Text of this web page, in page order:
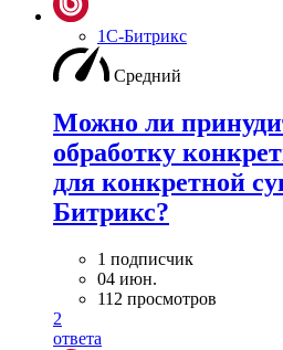
1С-Битрикс
Средний
Можно ли
обработку
для конкретной
Битрикс?
1 подписчик
04 июн.
112 просмотров
2
ответа